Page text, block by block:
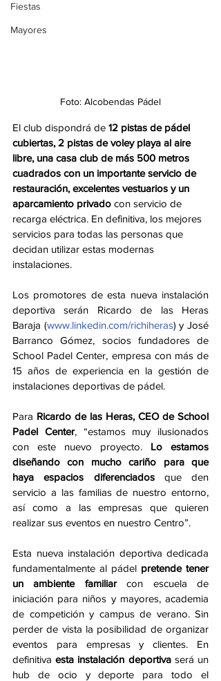
Fiestas
Mayores
Foto: Alcobendas Pádel
El club dispondrá de 12 pistas de pádel
cubiertas, 2 pistas de voley playa al aire
libre, una casa club de más 500 metros
cuadrados con un importante servicio de
restauración, excelentes vestuarios y un
aparcamiento privado con servicio de
recarga eléctrica. En definitiva, los mejores
servicios para todas las personas que
decidan utilizar estas modernas
instalaciones.
Los promotores de esta nueva instalación
deportiva serán Ricardo de las Heras
Baraja (www.linkedin.com/richiheras) y José
Barranco Gómez, socios fundadores de
School Padel Center, empresa con más de
15 años de experiencia en la gestión de
instalaciones deportivas de pádel.
Para Ricardo de las Heras, CEO de School
Padel Center, “estamos muy ilusionados
con este nuevo proyecto. Lo estamos
diseñando con mucho cariño para que
haya espacios diferenciados que den
servicio a las familias de nuestro entorno,
así como a las empresas que quieren
realizar sus eventos en nuestro Centro”.
Esta nueva instalación deportiva dedicada
fundamentalmente al pádel pretende tener
un ambiente familiar con escuela de
iniciación para niños y mayores, academia
de competición y campus de verano. Sin
perder de vista la posibilidad de organizar
eventos para empresas y clientes. En
definitiva esta instalación deportiva será un
hub de ocio y deporte para todo el